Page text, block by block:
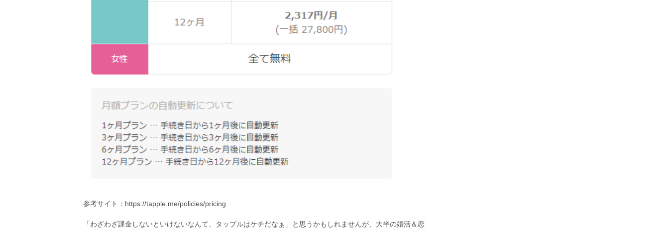
参考サイト：https://tapple.me/policies/pricing
「わざわざ課金しないといけないなんて、タップルはケチだなぁ」と思うかもしれませんが、大半の婚活＆恋